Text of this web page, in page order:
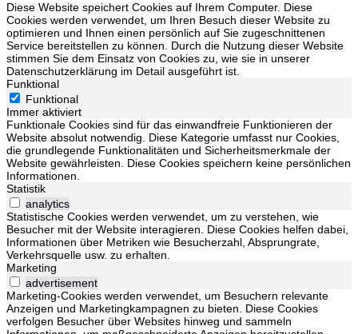
Diese Website speichert Cookies auf Ihrem Computer. Diese
Cookies werden verwendet, um Ihren Besuch dieser Website zu
optimieren und Ihnen einen persönlich auf Sie zugeschnittenen
Service bereitstellen zu können. Durch die Nutzung dieser Website
stimmen Sie dem Einsatz von Cookies zu, wie sie in unserer
Datenschutzerklärung im Detail ausgeführt ist.
Funktional
Funktional
Immer aktiviert
Funktionale Cookies sind für das einwandfreie Funktionieren der
Website absolut notwendig. Diese Kategorie umfasst nur Cookies,
die grundlegende Funktionalitäten und Sicherheitsmerkmale der
Website gewährleisten. Diese Cookies speichern keine persönlichen
Informationen.
Statistik
analytics
Statistische Cookies werden verwendet, um zu verstehen, wie
Besucher mit der Website interagieren. Diese Cookies helfen dabei,
Informationen über Metriken wie Besucherzahl, Absprungrate,
Verkehrsquelle usw. zu erhalten.
Marketing
advertisement
Marketing-Cookies werden verwendet, um Besuchern relevante
Anzeigen und Marketingkampagnen zu bieten. Diese Cookies
verfolgen Besucher über Websites hinweg und sammeln